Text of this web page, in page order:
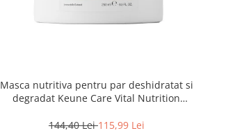
Masca nutritiva pentru par deshidratat si
degradat Keune Care Vital Nutrition
144,40 Lei115,99 Lei